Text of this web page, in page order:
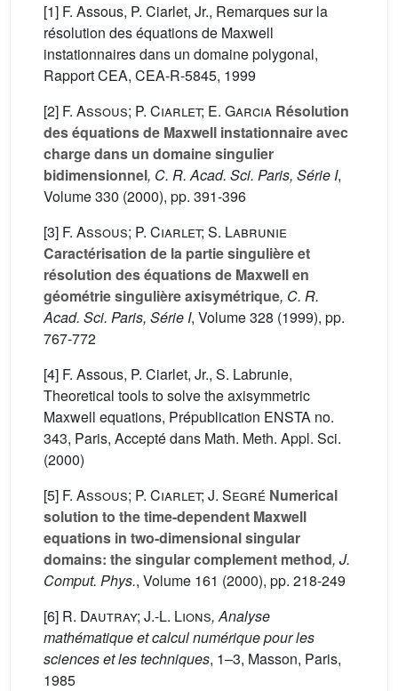
[1] F. Assous, P. Ciarlet, Jr., Remarques sur la
résolution des équations de Maxwell
instationnaires dans un domaine polygonal,
Rapport CEA, CEA-R-5845, 1999
[2] F. Assous; P. Ciarlet; E. Garcia Résolution
des équations de Maxwell instationnaire avec
charge dans un domaine singulier
bidimensionnel, C. R. Acad. Sci. Paris, Série I,
Volume 330 (2000), pp. 391-396
[3] F. Assous; P. Ciarlet; S. Labrunie
Caractérisation de la partie singulière et
résolution des équations de Maxwell en
géométrie singulière axisymétrique, C. R.
Acad. Sci. Paris, Série I, Volume 328 (1999), pp.
767-772
[4] F. Assous, P. Ciarlet, Jr., S. Labrunie,
Theoretical tools to solve the axisymmetric
Maxwell equations, Prépublication ENSTA no.
343, Paris, Accepté dans Math. Meth. Appl. Sci.
(2000)
[5] F. Assous; P. Ciarlet; J. Segré Numerical
solution to the time-dependent Maxwell
equations in two-dimensional singular
domains: the singular complement method, J.
Comput. Phys., Volume 161 (2000), pp. 218-249
[6] R. Dautray; J.-L. Lions, Analyse
mathématique et calcul numérique pour les
sciences et les techniques, 1–3, Masson, Paris,
1985